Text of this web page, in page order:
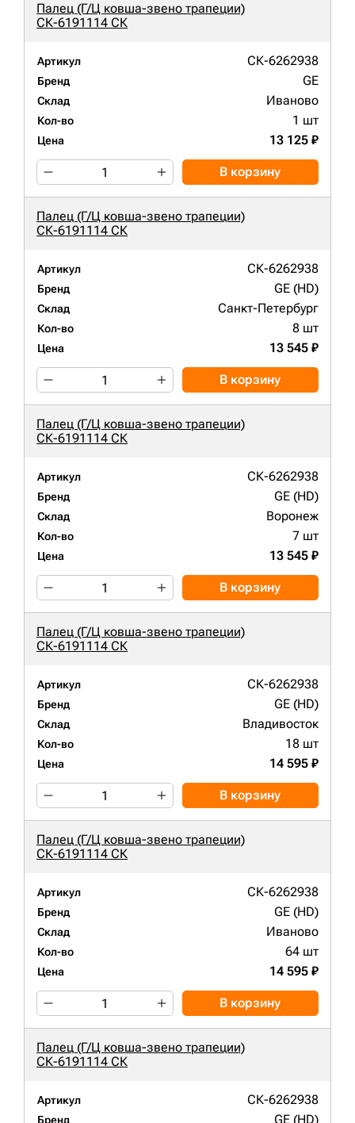
Палец (Г/Ц ковша-звено трапеции)
СК-6191114 СК
Артикул СК-6262938
Бренд GE
Склад Иваново
Кол-во 1 шт
Цена 13 125 ₽
В корзину
Палец (Г/Ц ковша-звено трапеции)
СК-6191114 СК
Артикул СК-6262938
Бренд GE (HD)
Склад Санкт-Петербург
Кол-во 8 шт
Цена 13 545 ₽
В корзину
Палец (Г/Ц ковша-звено трапеции)
СК-6191114 СК
Артикул СК-6262938
Бренд GE (HD)
Склад Воронеж
Кол-во 7 шт
Цена 13 545 ₽
В корзину
Палец (Г/Ц ковша-звено трапеции)
СК-6191114 СК
Артикул СК-6262938
Бренд GE (HD)
Склад Владивосток
Кол-во 18 шт
Цена 14 595 ₽
В корзину
Палец (Г/Ц ковша-звено трапеции)
СК-6191114 СК
Артикул СК-6262938
Бренд GE (HD)
Склад Иваново
Кол-во 64 шт
Цена 14 595 ₽
В корзину
Палец (Г/Ц ковша-звено трапеции)
СК-6191114 СК
Артикул СК-6262938
Бренд GE (HD)